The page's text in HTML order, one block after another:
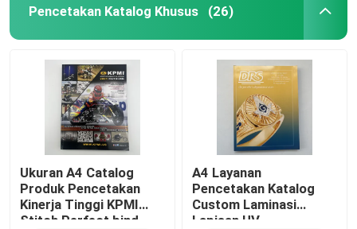
Pencetakan Katalog Khusus (26)
Ukuran A4 Catalog
Produk Pencetakan
Kinerja Tinggi KPMI
Stitch Perfect bind
A4 Layanan
Pencetakan Katalog
Custom Laminasi
Lapisan UV